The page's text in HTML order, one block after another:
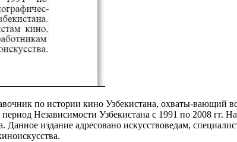
по истории кино Узбекистана, охваты-вающий
Независимости Узбекистана с 1991 по 2008 гг.
издание адресовано искусствоведам,